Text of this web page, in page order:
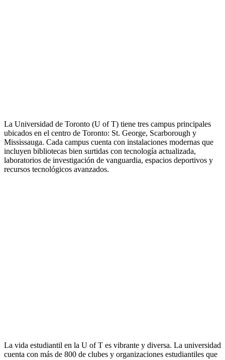
La Universidad de Toronto (U of T) tiene tres campus principales
ubicados en el centro de Toronto: St. George, Scarborough y
Mississauga. Cada campus cuenta con instalaciones modernas que
incluyen bibliotecas bien surtidas con tecnología actualizada,
laboratorios de investigación de vanguardia, espacios deportivos y
recursos tecnológicos avanzados.
La vida estudiantil en la U of T es vibrante y diversa. La universidad
cuenta con más de 800 de clubes y organizaciones estudiantiles que